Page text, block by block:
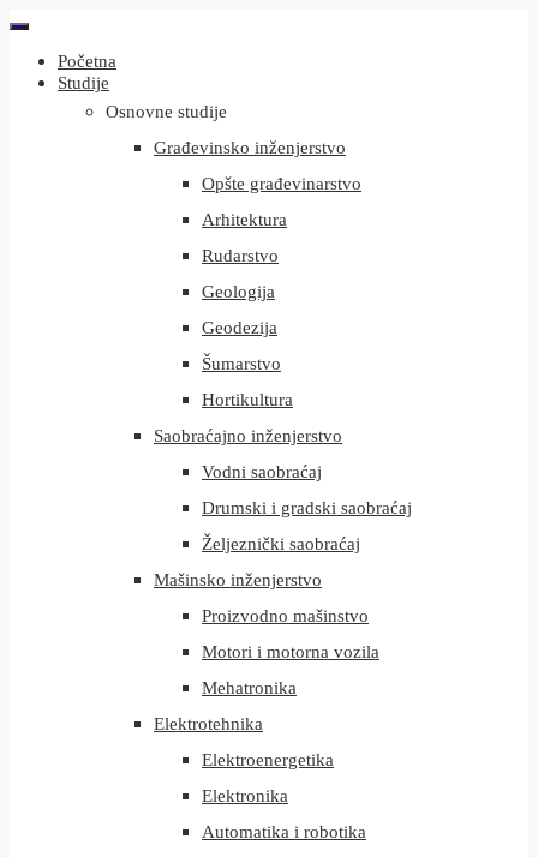
Početna
Studije
Osnovne studije
Građevinsko inženjerstvo
Opšte građevinarstvo
Arhitektura
Rudarstvo
Geologija
Geodezija
Šumarstvo
Hortikultura
Saobraćajno inženjerstvo
Vodni saobraćaj
Drumski i gradski saobraćaj
Željeznički saobraćaj
Mašinsko inženjerstvo
Proizvodno mašinstvo
Motori i motorna vozila
Mehatronika
Elektrotehnika
Elektroenergetika
Elektronika
Automatika i robotika